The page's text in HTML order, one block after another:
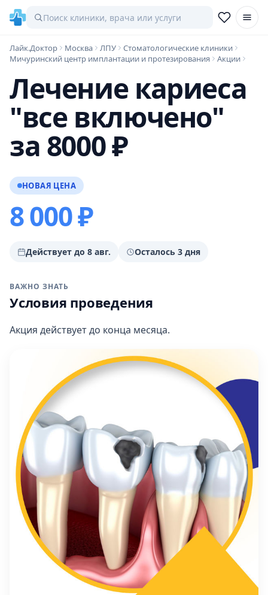
Лайк.Доктор Москва ЛПУ
Стоматологические клиники
Мичуринский центр имплантации и протезирования
Акции
Лечение кариеса
"все включено"
за 8000 ₽
НОВАЯ ЦЕНА
8 000 ₽
Действует до 8 авг. Осталось 3 дня
ВАЖНО ЗНАТЬ
Условия проведения
Акция действует до конца месяца.